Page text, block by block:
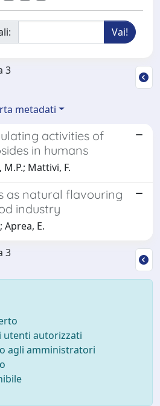
3
metadati
activities of
in humans
Mattivi, F.
as natural flavouring
industry
Aprea, E.
3
utenti autorizzati
agli amministratori